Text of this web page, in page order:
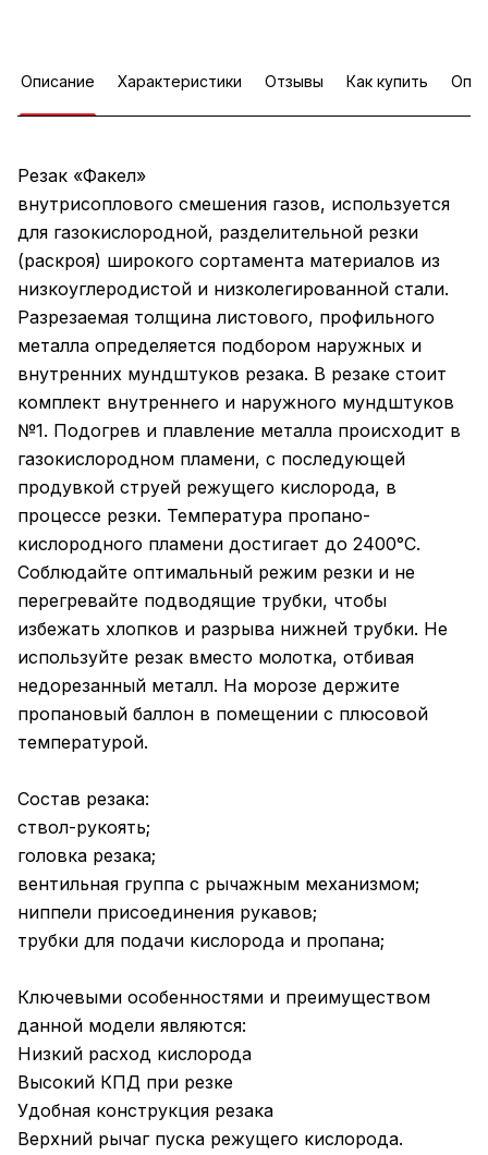
Описание Характеристики Отзывы Как купить
Резак «Факел»
внутрисоплового смешения газов, используется
для газокислородной, разделительной резки
(раскроя) широкого сортамента материалов из
низкоуглеродистой и низколегированной стали.
Разрезаемая толщина листового, профильного
металла определяется подбором наружных и
внутренних мундштуков резака. В резаке стоит
комплект внутреннего и наружного мундштуков
№1. Подогрев и плавление металла происходит в
газокислородном пламени, с последующей
продувкой струей режущего кислорода, в
процессе резки. Температура пропано-
кислородного пламени достигает до 2400°С.
Соблюдайте оптимальный режим резки и не
перегревайте подводящие трубки, чтобы
избежать хлопков и разрыва нижней трубки. Не
используйте резак вместо молотка, отбивая
недорезанный металл. На морозе держите
пропановый баллон в помещении с плюсовой
температурой.
Состав резака:
ствол-рукоять;
головка резака;
вентильная группа с рычажным механизмом;
ниппели присоединения рукавов;
трубки для подачи кислорода и пропана;
Ключевыми особенностями и преимуществом
данной модели являются:
Низкий расход кислорода
Высокий КПД при резке
Удобная конструкция резака
Верхний рычаг пуска режущего кислорода.